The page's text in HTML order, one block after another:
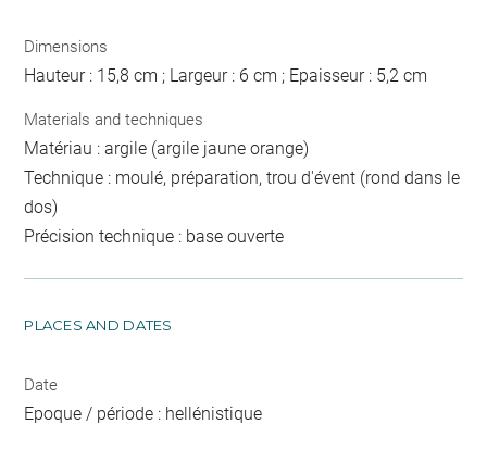
Dimensions
Hauteur : 15,8 cm ; Largeur : 6 cm ; Epaisseur : 5,2 cm
Materials and techniques
Matériau : argile (argile jaune orange)
Technique : moulé, préparation, trou d'évent (rond dans le
dos)
Précision technique : base ouverte
PLACES AND DATES
Date
Epoque / période : hellénistique